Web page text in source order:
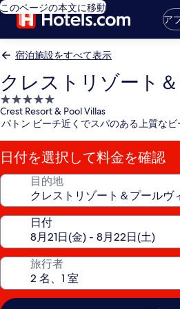
このページの本文に移動
ア
宿泊施設をすべて表示
クレストリゾート
5.0
つ
星
宿
泊
施
Crest Resort & Pool Villas
パトン ビーチ近くでスパのある上質な
日付を選択して料金を確認
目的地
日付
旅行者